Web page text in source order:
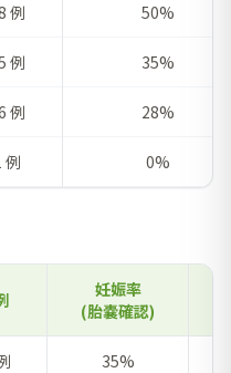
例 50%
例 35%
例 28%
例 0%
妊娠率
(胎嚢確認)
35%